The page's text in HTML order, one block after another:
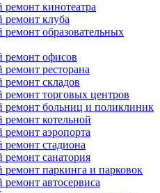
кинотеатра
клуба
образовательных
ремонт офисов
ресторана
складов
торговых центров
ремонт больниц и поликлиник
котельной
аэропорта
стадиона
санатория
паркинга и парковок
автосервиса